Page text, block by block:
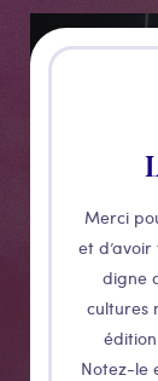
Merci
et
digne
cultures
Notez-le
Médias
CONFÉRENCE